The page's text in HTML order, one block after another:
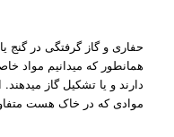
حفاری و گاز گرفتگی در گنج
همانطور که میدانیم مواد
دارند و یا تشکیل گاز
موادی که در خاک هست